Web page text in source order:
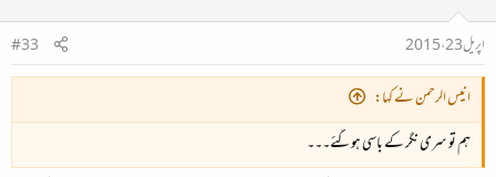
اپریل 23، 2015
#33
انیس الرحمن نے کہا:
ہم تو سری نگر کے باسی ہوگئے۔۔۔